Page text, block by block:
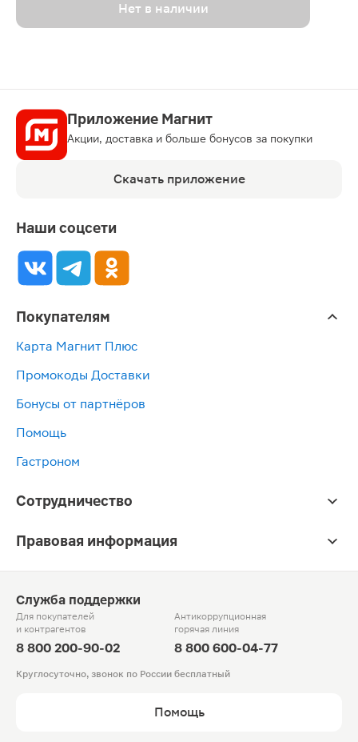
Нет в наличии
Приложение Магнит
Акции, доставка и больше бонусов за покупки
Скачать приложение
Наши соцсети
Покупателям
Карта Магнит Плюс
Промокоды Доставки
Бонусы от партнёров
Помощь
Гастроном
Сотрудничество
Правовая информация
Служба поддержки
Для покупателей
и контрагентов
8 800 200-90-02
Антикоррупционная
горячая линия
8 800 600-04-77
Круглосуточно, звонок по России бесплатный
Помощь